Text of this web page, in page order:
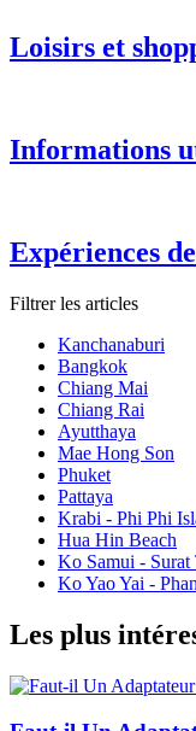
Loisirs et
Informations
Expériences
Filtrer les articles
Kanchanaburi
Bangkok
Chiang Mai
Chiang Rai
Ayutthaya
Mae Hong Son
Phuket
Pattaya
Krabi - Phi Phi
Hua Hin Beach
Ko Samui - Surat
Ko Yao Yai -
Les plus